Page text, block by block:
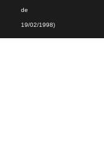
de
19/02/1998)